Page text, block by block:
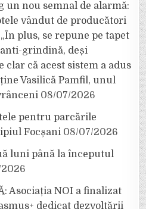
nou semnal de alarmă:
vândut de producători
plus, se repune pe tapet
grindină, deși
că acest sistem a adus
Vasilică Pamfil, unul
08/07/2026
pentru parcările
Focșani 08/07/2026
luni până la începutul
Asociația NOI a finalizat
dedicat dezvoltării